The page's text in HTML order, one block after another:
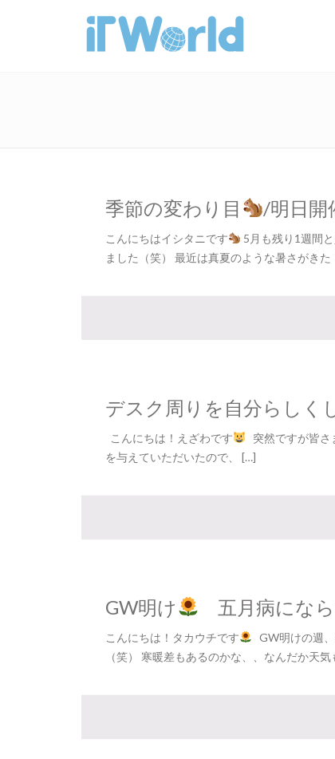
季節の変わり目 /明日開
こんにちはイシタニです
5月も残り1週間
ました（笑） 最近は真夏のような暑さがき
デスク周りを自分らしく
こんにちは！えざわです
突然ですが皆さ
を与えていただいたので、 […]
GW明け 五月病にな
こんにちは！タカウチです
GW明けの週
（笑） 寒暖差もあるのかな、、なんだか天